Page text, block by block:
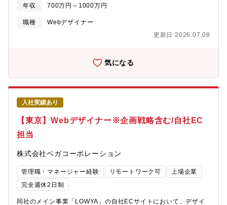
ジ制作・アプリ画像制作業【本ポジションのやりがい】企業風土
としてスピード感を重視していますので、ご自身の適正な判断に
験を存分に生かしていただくことができる環境です。ベンチャー
すので、努力が評価に繋がり、自己成長を実感できます。
年収 700万円～1000万円
職種
Webデザイナー
更新日 2026.07.08
気になる
入社実績あり
【東京】Webデザイナー※企画戦略含む/自社EC
担当
株式会社ベガコーポレーション
管理職・マネージャー経験 リモートワーク可
上場企業
完全週休2日制
同社のメイン事業「LOWYA」の自社ECサイトにおいて、デザイ